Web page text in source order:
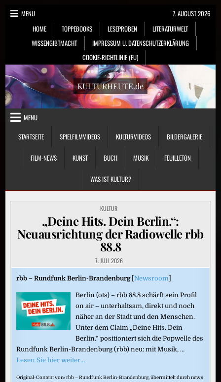
Skip
MENU
HOME
TOPPEBOOKS LESEPROBEN
LITERATURWELT
WISSENGIBTMACHT
IMPRESSUM U. DATENSCHUTZERKLÄRUNG
COOKIE-RICHTLINIE (EU)
7. AUGUST 2026
KULTURHEUTE.de
MENU
STARTSEITE
SPIELFILMVIDEOS KULTURVIDEOS BILDERGALERIE
FILM-NEWS KUNST BUCH MUSIK FEUILLETON
WAS IST KULTUR?
POSTED
IN
KULTUR
„Deine Hits. Dein Berlin.“:
Neuausrichtung der Radiowelle rbb
88.8
7. JULI 2026
rbb – Rundfunk Berlin-Brandenburg[Newsroom]
Berlin (ots) – rbb 88.8 schärft sein Profil
on air – unterhaltsam, direkt und noch
näher an der Stadt und den Menschen.
Unter dem Claim „Deine Hits. Dein
Berlin.“ positioniert sich die Popwelle des
Rundfunk Berlin-Brandenburg (rbb) neu: mit Musik, …
Lesen Sie hier weiter…
Original-Content von: rbb – Rundfunk Berlin-Brandenburg, übermittelt durch news